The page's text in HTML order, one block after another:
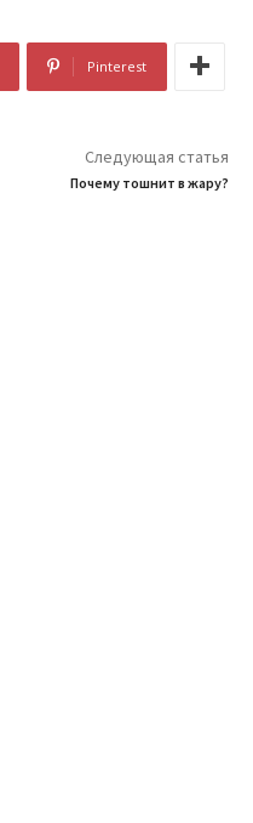
Pinterest
Следующая статья
Почему тошнит в жару?